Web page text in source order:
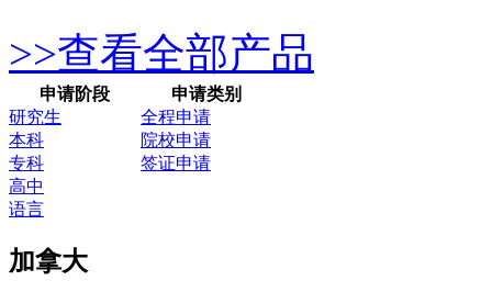
>>查看全部产品
申请阶段
申请类别
研究生
全程申请
本科
院校申请
专科
签证申请
高中
语言
加拿大